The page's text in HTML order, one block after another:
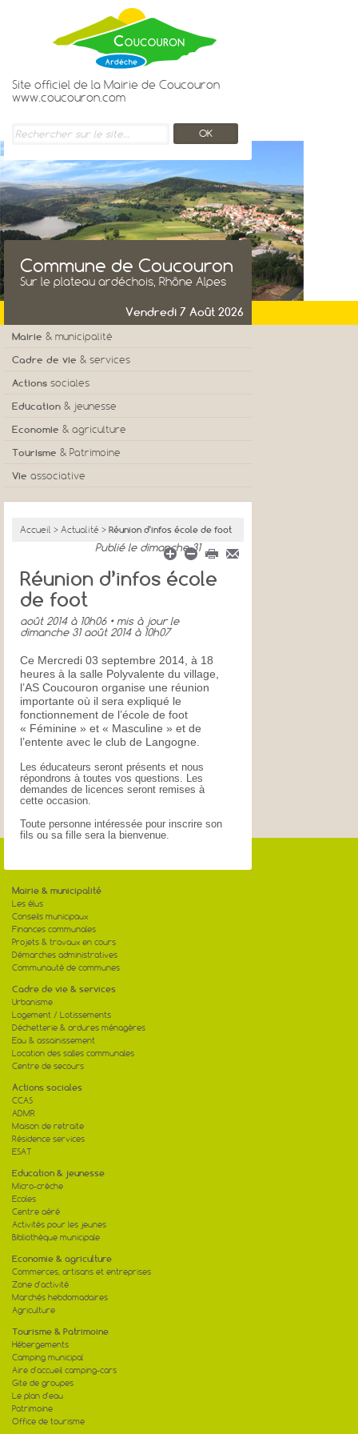
Commune de Coucouron
Sur le plateau ardéchois, Rhône Alpes
Vendredi 7 Août 2026
Mairie & municipalité
Cadre de vie & services
Actions sociales
Education & jeunesse
Economie & agriculture
Tourisme & Patrimoine
Vie associative
Accueil > Actualité > Réunion d'infos école de foot
Réunion d’infos école
de foot
Publié le dimanche 31
août 2014 à 10h06• mis à jourle
dimanche 31 août 2014 à 10h07
Ce Mercredi 03 septembre 2014, à 18
heures à la salle Polyvalente du village,
l’AS Coucouron organise une réunion
importante où il sera expliqué le
fonctionnement de l’école de foot
« Féminine » et « Masculine » et de
l’entente avec le club de Langogne.
Les éducateurs seront présents et nous
répondrons à toutes vos questions. Les
demandes de licences seront remises à
cette occasion.
Toute personne intéressée pour inscrire son
fils ou sa fille sera la bienvenue.
Mairie & municipalité
Les élus
Conseils municipaux
Finances communales
Projets & travaux en cours
Démarches administratives
Communauté de communes
Cadre de vie & services
Urbanisme
Logement / Lotissements
Déchetterie & ordures ménagères
Eau & assainissement
Location des salles communales
Centre de secours
Actions sociales
CCAS
ADMR
Maison de retraite
Résidence services
ESAT
Education & jeunesse
Micro-crèche
Ecoles
Centre aéré
Activités pour les jeunes
Bibliothèque municipale
Economie & agriculture
Commerces, artisans et entreprises
Zone d'activité
Marchés hebdomadaires
Agriculture
Tourisme & Patrimoine
Hébergements
Camping municipal
Aire d'accueil camping-cars
Gite de groupes
Le plan d'eau
Patrimoine
Office de tourisme
Site officiel de la Mairie de Coucouron
www.coucouron.com